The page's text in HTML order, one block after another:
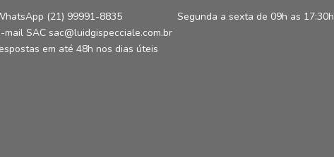
(21) 99991-8835
mail SAC sac@luidgispecciale.com.br
em até 48h nos dias úteis
Segunda a sexta de 09h as 17:30h